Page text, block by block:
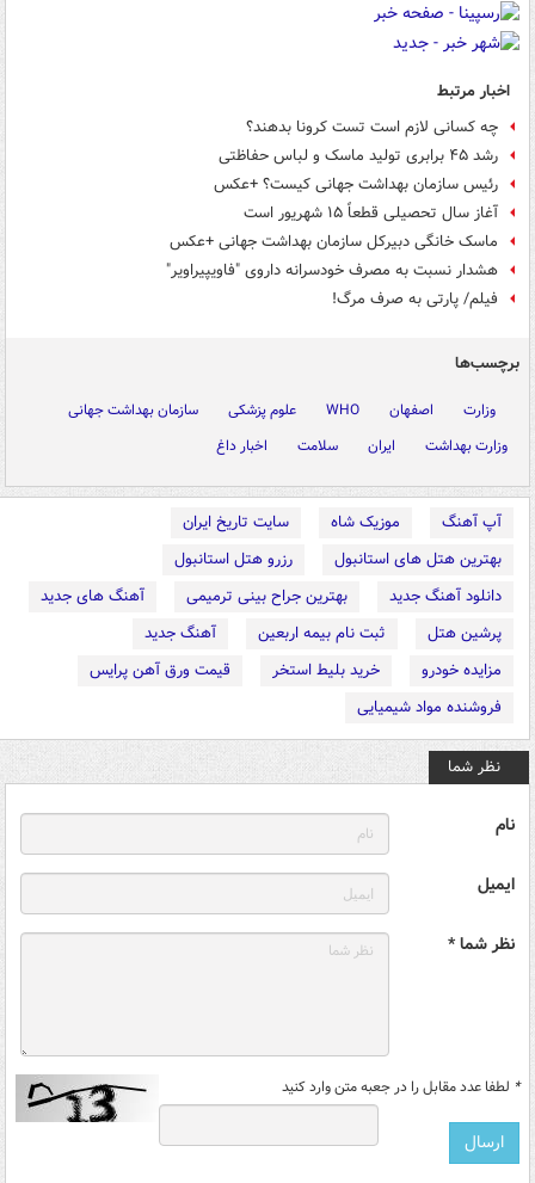
اخبار مرتبط
چه کسانی لازم است تست کرونا بدهند؟
رشد ۴۵ برابری تولید ماسک و لباس حفاظتی
رئیس سازمان بهداشت جهانی کیست؟ +عکس
آغاز سال تحصیلی قطعاً ۱۵ شهریور است
ماسک خانگی دبیرکل سازمان بهداشت جهانی +عکس
هشدار نسبت به مصرف خودسرانه داروی "فاویپیراویر"
فیلم/ پارتی به صرف مرگ!
برچسب‌ها
وزارت اصفهان WHO علوم پزشکی
سازمان بهداشت جهانی
وزارت بهداشت
ایران سلامت اخبار داغ
آپ آهنگ موزیک شاه
سایت تاریخ ایران
بهترین هتل های استانبول
رزرو هتل استانبول
دانلود آهنگ جدید
بهترین جراح بینی ترمیمی
آهنگ های جدید
پرشین هتل
ثبت نام بیمه اربعین
آهنگ جدید
مزایده خودرو
خرید بلیط استخر
قیمت ورق آهن پرایس
فروشنده مواد شیمیایی
نظر شما
نام
ایمیل
نظر شما *
* لطفا عدد مقابل را در جعبه متن وارد کنید